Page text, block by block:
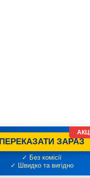
ПЕРЕКАЗАТИ ЗАРАЗ
✓ Без комісії
✓ Швидко та вигідно